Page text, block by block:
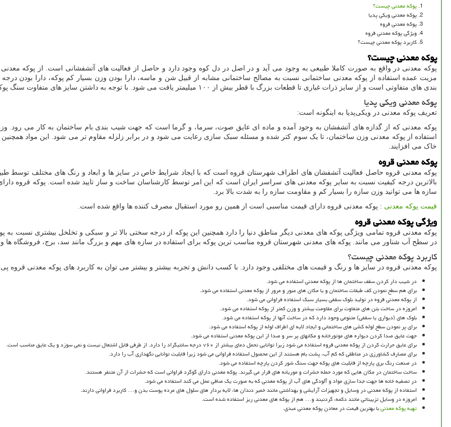
پوکه معدنی چیست؟
پوکه معدنی ویکی پدیا
پوکه معدنی قروه
ویژگی پوکه معدنی قروه
کاربرد پوکه معدنی چیست؟
پوکه معدنی چیست؟
پوکه معدنی در واقع به صورت کاملا طبیعی به وجود می آید و در اصل در دل کوه وجود دارد و حاصل از فعالیت های آتشفشانی است. از پوکه
مزیت عمده استفاده از پوکه معدنی ساختمانی نسبت به مصالح ساختمانی مشابه از قبیل شن و ماسه، دارا بودن وزن بسیار کم پوکه، دارا بودن
بندی های متفاوتی است و از سایز ذرات غباری تا قطعات بزرگ با قطر بیش از ۱۰۰ میلیمتر یافت می‌ شود. با توجه به داشتن سایز های متفاوت سنگ پوکه معدنی در زمینه هایی مختلف کاربرد دارند.
پوکه معدنی ویکی پدیا
تعریف پوکه معدنی در ویکی‌پدیا به اینگونه است:
پوکه معدنی که از گدازه‌ های آتشفشان به وجود آمده و ماده ‌ای عایق صوت، سرما، و گرما است که جهت شیب بندی بام ساختمان به کار می
استفاده از پوکه معدنی وزن ساختمان، تا یک سوم کتر شده و مسئله سبک سازی رعایت می شود و در برابر زلزله مقاوم ‌تر می ‌شود. این مواد همچنین
خاک می ‌افزایند.
پوکه معدنی قروه
پوکه معدنی قروه حاصل فعالیت آتشفشان های اطراف شهرستان قروه است که با ایجاد شرایط خاص در سایز ها و ابعاد و رنگ های مختلف توسط
بالاترین درجه کیفیت نسبت به سایر پوکه معدنی های سراسر ایران است که این امر توسط کارشناسان ساخت و ساز تایید شده است. پوکه قروه دارای
سازه ها می ‌توانید وزن سازه را بسیار کم و مقاومت سازه را به شدت بالا برد.
قیمت پوکه معدنی : پوکه معدنی قروه دارای قیمت مناسبی است از همین رو مورد استقبال مصرف کننده ها واقع شده است.
ویژگی پوکه معدنی قروه
پوکه معدنی قروه تمامی ویژگی پوکه های معدنی دیگر مناطق دنیا را دارد همچنین این پوکه از درجه سختی بالا تر و سبکی و تخلخل بیشتری نسبت به
در سطح آب شناور می ‌مانند. پوکه های معدنی شهرستان قروه مناسب ترین پوکه برای استفاده در سازه های مهم و بزرگ مانند سد، برج، فروشگاه ها و
کاربرد پوکه معدنی چیست؟
پوکه معدنی قروه در سایز ها و رنگ و قیمت های مختلفی وجود دارد. با کسب دانش و تجربه بیشتر و بیشتر می‌ توان به کاربرد های پوکه معدنی قروه پی
در شیب دار کردن سقف ساختمان ها از پوکه معدنی استفاده می ‌شود.
برای هم سطح نمودن کف طبقات ساختمان و یا مکان های عبور و مرور از پوکه معدنی استفاده می‌ شود.
از پوکه معدنی قروه در تولید بلوک سقفی بسیار سبک استفاده فراوانی می ‌شود.
امروزه در ساخت بتن های متفاوت برای مقاومت بیشتر و وزن کمتر از پوکه استفاده می‌ شود.
بلوک های (دیواری یا سقفی) متنوعی وجود دارد که در ساخت آنها از پوکه استفاده می ‌شود.
برای پر نمودن سطح لوله کشی ‌های ساختمانی و ایجاد لایه ای اطراف لوله از پوکه استفاده می ‌شود.
جهت عایق صدا کردن دیواره های موتورخانه و مکانهای پر سر و صدا از این پوکه معدنی استفاده می‌ شود.
برای عایق حرارت کردن از پوکه معدنی قروه استفاده می‌ شود زیرا توانایی تحمل دمای بیشتر از ۷۶۰ درجه سانتیگراد را دارد. از طرفی قابل اشتعال نیست و نمی سوزد و یک عایق مناسب است.
برای مصارف کشاورزی در مناطقی که کم آب، پشت بام هستند از این محصول استفاده فراوانی می شود زیرا قابلیت توانایی نگهداری آب را دارد.
در صنعت رنگ بری پارچه از قابلیت های پوکه جهت سنگ شور کردن پارچه استفاده می ‌شود.
ساخت ساختمان در مکان هایی که مورد حمله حشرات و موریانه های قرار می‌ گیرند. پوکه معدنی دارای گوگرد فراوانی است که حشرات از آن متنفر هستند.
در تصفیه خانه ها جهت جدا سازی مواد و آلودگی های آب از پوکه معدنی که به صورت یک صافی عمل می کند استفاده می‌ شود.
استفاده از پوکه معدنی در وسایل و تجهیزات آرایشی و بهداشتی مانند خمیر دندان ها، لایه بردار های سلول های مرده پوست بدن و… کاربرد فراوانی دارند.
امروزه در وسایل تزییناتی مانند دکمه، گردنبند و… هم از پوکه های معدنی ریز استفاده شده است.
تهیه پوکه معدنیبا بهترین قیمت در معادن پوکه معدنی عبدی.